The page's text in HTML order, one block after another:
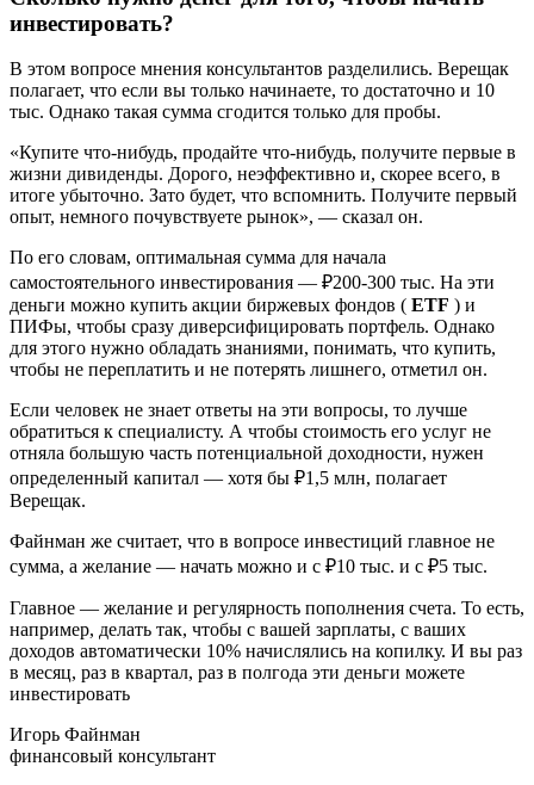
инвестировать?
В этом вопросе мнения консультантов разделились. Верещак
полагает, что если вы только начинаете, то достаточно и 10
тыс. Однако такая сумма сгодится только для пробы.
«Купите что-нибудь, продайте что-нибудь, получите первые в
жизни дивиденды. Дорого, неэффективно и, скорее всего, в
итоге убыточно. Зато будет, что вспомнить. Получите первый
опыт, немного почувствуете рынок», — сказал он.
По его словам, оптимальная сумма для начала
самостоятельного инвестирования — ₽200-300 тыс. На эти
деньги можно купить акции биржевых фондов ( ETF ) и
ПИФы, чтобы сразу диверсифицировать портфель. Однако
для этого нужно обладать знаниями, понимать, что купить,
чтобы не переплатить и не потерять лишнего, отметил он.
Если человек не знает ответы на эти вопросы, то лучше
обратиться к специалисту. А чтобы стоимость его услуг не
отняла большую часть потенциальной доходности, нужен
определенный капитал — хотя бы ₽1,5 млн, полагает
Верещак.
Файнман же считает, что в вопросе инвестиций главное не
сумма, а желание — начать можно и с ₽10 тыс. и с ₽5 тыс.
Главное — желание и регулярность пополнения счета. То есть,
например, делать так, чтобы с вашей зарплаты, с ваших
доходов автоматически 10% начислялись на копилку. И вы раз
в месяц, раз в квартал, раз в полгода эти деньги можете
инвестировать
Игорь Файнман
финансовый консультант